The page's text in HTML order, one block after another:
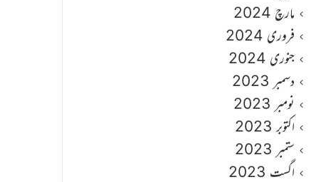
مارچ 2024
فروری 2024
جنوری 2024
دسمبر 2023
نومبر 2023
اکتوبر 2023
ستمبر 2023
اگست 2023